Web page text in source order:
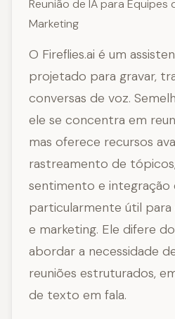
Reunião de IA para Equipes
Marketing
O Fireflies.ai é um
projetado para gravar,
conversas de voz.
ele se concentra em
mas oferece recursos
rastreamento de
sentimento e integração
particularmente útil para
e marketing. Ele difere
abordar a necessidade
reuniões estruturados,
de texto em fala.